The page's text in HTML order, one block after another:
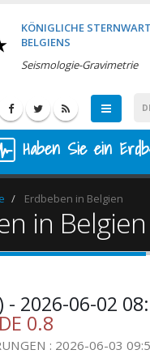
KÖNIGLICHE
BELGIENS
Seismologie-Gravimetrie
Haben Sie ein
Erdbeben in Belgien
in Belgien
- 2026-06-02
0.8
: 2026-06-03